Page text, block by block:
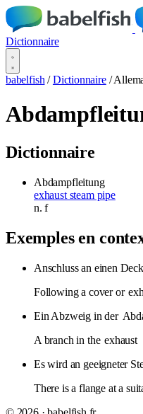
Dictionnaire
babelfish / Dictionnaire /
Dictionnaire
Abdampfleitung
exhaust steam pipe
n.f
Exemples en
Anschluss an einen
Following a cover or
Ein Abzweig in der
A branch in the exhaust
Es wird an geeigneter
There is a flange at a